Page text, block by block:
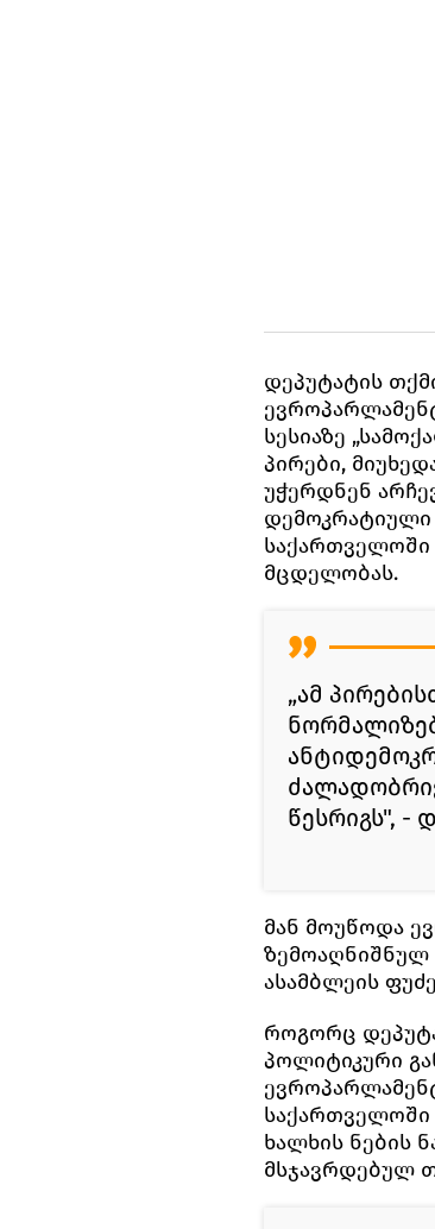
დეპუტატის
სესიაზე
პირები,
უჭერდნენ
დემოკრატიული
მცდელობას.
„ამ
წესრიგს", -
მან მოუწოდა
ზემოაღნიშნულ
ასამბლეის
როგორც
პოლიტიკური
საქართველოში
ხალხის ნების
მსჯავრდებულ